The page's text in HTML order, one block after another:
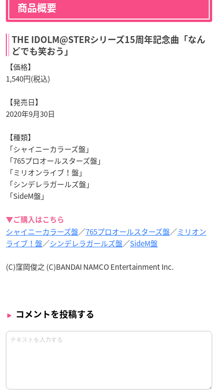
商品概要
THE IDOLM@STERシリーズ15周年記念曲「なん
どでも笑おう」
【価格】
1,540円(税込)
【発売日】
2020年9月30日
【種類】
「シャイニーカラーズ盤」
「765プロオールスターズ盤」
「ミリオンライブ！盤」
「シンデレラガールズ盤」
「SideM盤」
▼ご購入はこちら
シャイニーカラーズ盤／765プロオールスターズ盤／ミリオン
ライブ！盤／シンデレラガールズ盤／SideM盤
(C)窪岡俊之 (C)BANDAI NAMCO Entertainment Inc.
コメントを投稿する